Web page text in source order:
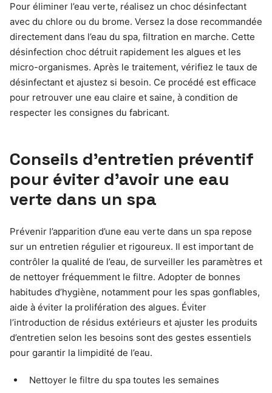
Pour éliminer l’eau verte, réalisez un choc désinfectant
avec du chlore ou du brome. Versez la dose recommandée
directement dans l’eau du spa, filtration en marche. Cette
désinfection choc détruit rapidement les algues et les
micro-organismes. Après le traitement, vérifiez le taux de
désinfectant et ajustez si besoin. Ce procédé est efficace
pour retrouver une eau claire et saine, à condition de
respecter les consignes du fabricant.
Conseils d’entretien préventif
pour éviter d’avoir une eau
verte dans un spa
Prévenir l’apparition d’une eau verte dans un spa repose
sur un entretien régulier et rigoureux. Il est important de
contrôler la qualité de l’eau, de surveiller les paramètres et
de nettoyer fréquemment le filtre. Adopter de bonnes
habitudes d’hygiène, notamment pour les spas gonflables,
aide à éviter la prolifération des algues. Éviter
l’introduction de résidus extérieurs et ajuster les produits
d’entretien selon les besoins sont des gestes essentiels
pour garantir la limpidité de l’eau.
Nettoyer le filtre du spa toutes les semaines